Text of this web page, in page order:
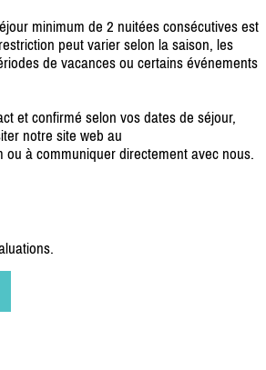
minimum de 2 nuitées consécutives est
peut varier selon la saison, les
de vacances ou certains événements
et confirmé selon vos dates de séjour,
notre site web au
ou à communiquer directement avec nous.